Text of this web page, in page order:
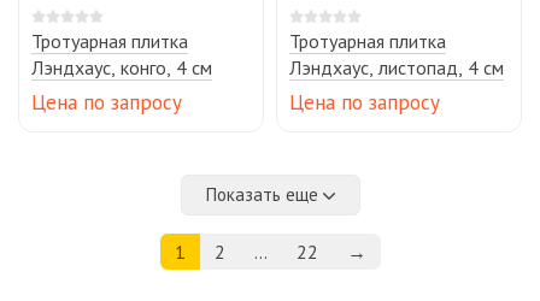
Тротуарная плитка
Лэндхаус, конго, 4 см
Цена по запросу
Тротуарная плитка
Лэндхаус, листопад, 4 см
Цена по запросу
Показать еще
1 2 ... 22 →